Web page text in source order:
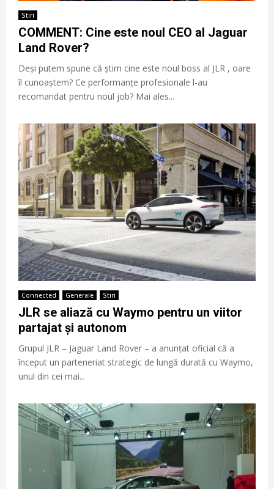
Stiri
COMMENT: Cine este noul CEO al Jaguar
Land Rover?
Deși putem spune că știm cine este noul boss al JLR , oare
îl cunoaștem? Ce performanțe profesionale l-au
recomandat pentru noul job? Mai ales...
Connected Generale Stiri
JLR se aliază cu Waymo pentru un viitor
partajat și autonom
Grupul JLR – Jaguar Land Rover – a anunțat oficial că a
început un parteneriat strategic de lungă durată cu Waymo,
unul din cei mai...